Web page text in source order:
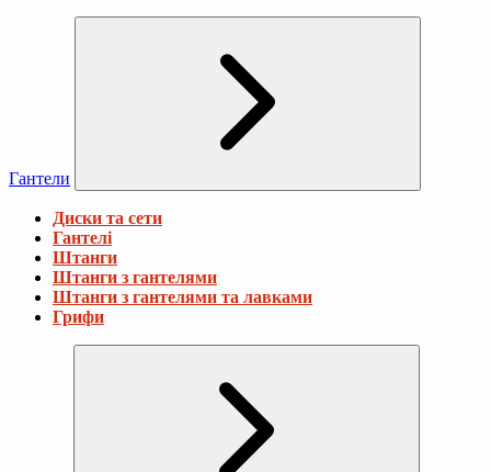
Гантели
Диски та сети
Гантелі
Штанги
Штанги з гантелями
Штанги з гантелями та лавками
Грифи